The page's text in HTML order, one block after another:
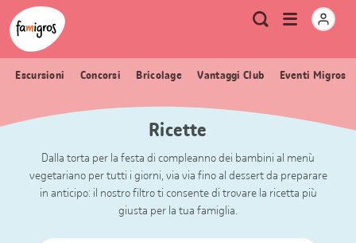
Navigazione
segnalibri
Header
Logo Metanavigazione
Ricerca
Apri
menu
Escursioni Concorsi Bricolage Vantaggi Club Eventi Migros
Ricette
Dalla torta per la festa di compleanno dei bambini al menù
vegetariano per tutti i giorni, via via fino al dessert da preparare
in anticipo: il nostro filtro ti consente di trovare la ricetta più
giusta per la tua famiglia.